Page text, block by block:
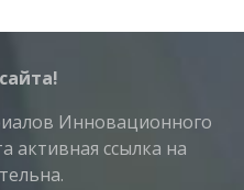
Инновационного
активная ссылка на